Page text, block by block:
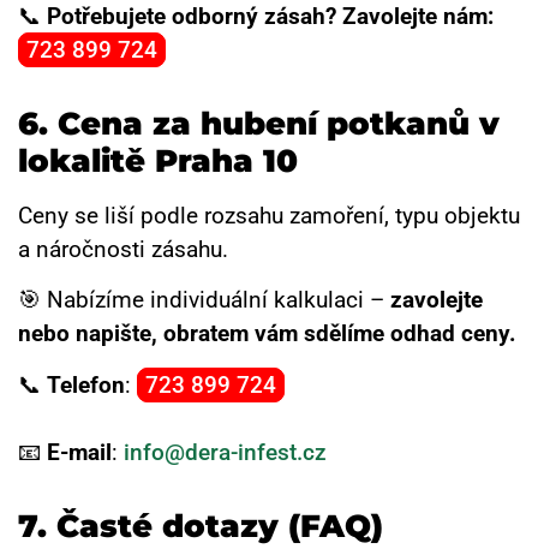
📞 Potřebujete odborný zásah? Zavolejte nám:
723 899 724
6. Cena za hubení potkanů v
lokalitě Praha 10
Ceny se liší podle rozsahu zamoření, typu objektu
a náročnosti zásahu.
🎯 Nabízíme individuální kalkulaci – zavolejte
nebo napište, obratem vám sdělíme odhad ceny.
📞 Telefon: 723 899 724
📧 E-mail: info@dera-infest.cz
7. Časté dotazy (FAQ)